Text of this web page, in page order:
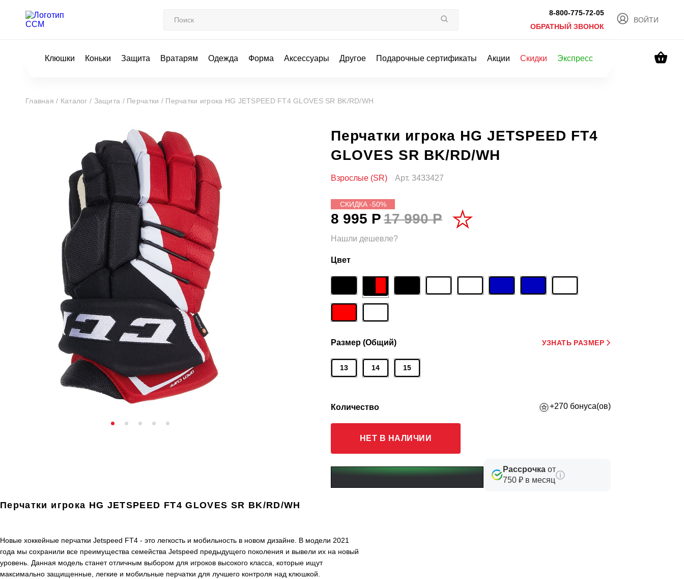
8-800-775-72-05
ОБРАТНЫЙ ЗВОНОК
ВОЙТИ
Клюшки Коньки Защита Вратарям Одежда Форма Аксессуары Другое Подарочные сертификаты Акции Скидки Экспресс
Главная / Каталог / Защита / Перчатки / Перчатки игрока HG JETSPEED FT4 GLOVES SR BK/RD/WH
Перчатки игрока HG JETSPEED FT4
GLOVES SR BK/RD/WH
Взрослые (SR) Арт. 3433427
СКИДКА -50%
8 995 Р17 990 Р
Нашли дешевле?
Цвет
Размер (Общий) УЗНАТЬ РАЗМЕР
13 14 15
Количество +270 бонуса(ов)
НЕТ В НАЛИЧИИ
Рассрочка от
750 ₽ в месяц
Перчатки игрока HG JETSPEED FT4 GLOVES SR BK/RD/WH
Новые хоккейные перчатки Jetspeed FT4 - это легкость и мобильность в новом дизайне. В модели 2021
года мы сохранили все преимущества семейства Jetspeed предыдущего поколения и вывели их на новый
уровень. Данная модель станет отличным выбором для игроков высокого класса, которые ищут
максимально защищенные, легкие и мобильные перчатки для лучшего контроля над клюшкой.